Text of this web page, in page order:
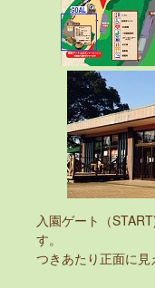
入園ゲート（
す。
つきあたり正面に見